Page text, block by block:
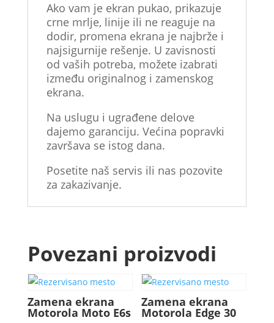
Ako vam je ekran pukao, prikazuje
crne mrlje, linije ili ne reaguje na
dodir, promena ekrana je najbrže i
najsigurnije rešenje. U zavisnosti
od vaših potreba, možete izabrati
između originalnog i zamenskog
ekrana.
Na uslugu i ugrađene delove
dajemo garanciju. Većina popravki
završava se istog dana.
Posetite naš servis ili nas pozovite
za zakazivanje.
Povezani proizvodi
Zamena ekrana
Motorola Moto E6s
Zamena ekrana
Motorola Edge 30